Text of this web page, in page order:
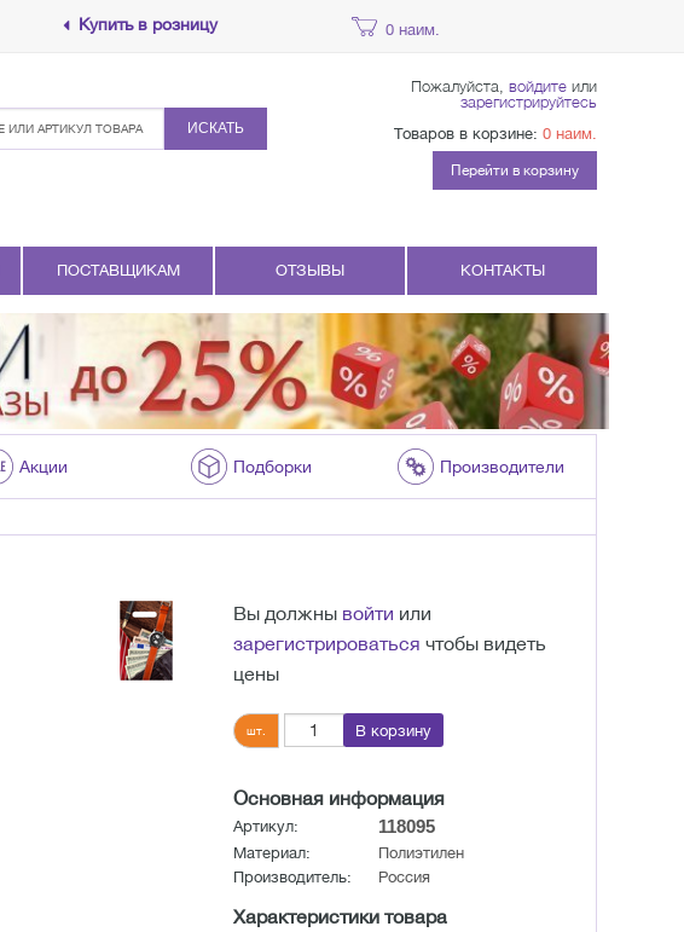
Купить в розницу 0 наим.
ИСКАТЬ
Пожалуйста, войдите или
зарегистрируйтесь
Товаров в корзине: 0 наим.
Перейти в корзину
ПОСТАВЩИКАМ ОТЗЫВЫ КОНТАКТЫ
Акции Подборки Производители
Вы должны войти или
зарегистрироваться чтобы видеть
цены
шт. В корзину
Основная информация
Артикул: 118095
Материал:
Полиэтилен
Производитель:
Россия
Характеристики товара